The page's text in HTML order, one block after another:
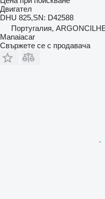
Двигател
DHU 825,SN: D42588
Португалия,
Manaiacar
Свържете се с продавача